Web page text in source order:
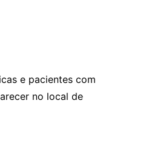
e pacientes com
no local de